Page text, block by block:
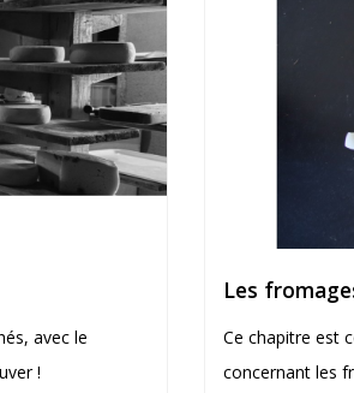
avec le
!
Les
Ce chapitre est
concernant les